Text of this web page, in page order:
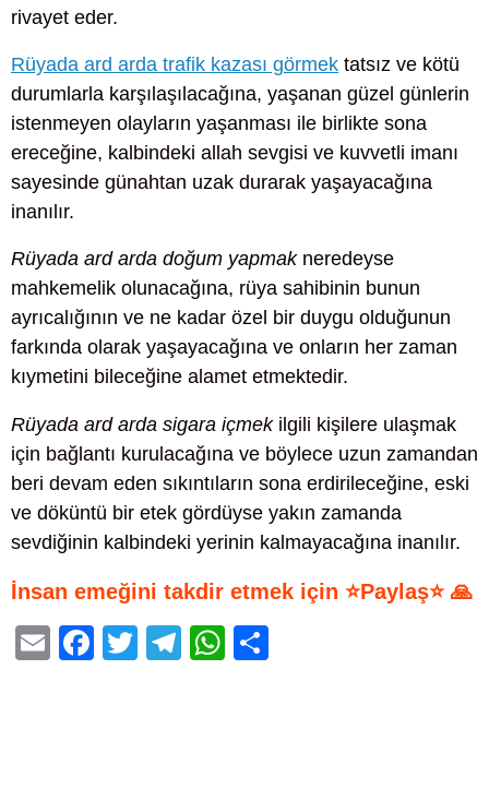
rivayet eder.
Rüyada ard arda trafik kazası görmek tatsız ve kötü
durumlarla karşılaşılacağına, yaşanan güzel günlerin
istenmeyen olayların yaşanması ile birlikte sona
ereceğine, kalbindeki allah sevgisi ve kuvvetli imanı
sayesinde günahtan uzak durarak yaşayacağına
inanılır.
Rüyada ard arda doğum yapmakneredeyse
mahkemelik olunacağına, rüya sahibinin bunun
ayrıcalığının ve ne kadar özel bir duygu olduğunun
farkında olarak yaşayacağına ve onların her zaman
kıymetini bileceğine alamet etmektedir.
Rüyada ard arda sigara içmekilgili kişilere ulaşmak
için bağlantı kurulacağına ve böylece uzun zamandan
beri devam eden sıkıntıların sona erdirileceğine, eski
ve döküntü bir etek gördüyse yakın zamanda
sevdiğinin kalbindeki yerinin kalmayacağına inanılır.
İnsan emeğini takdir etmek için ⭐Paylaş⭐ 🙏
E
F
T
T
W